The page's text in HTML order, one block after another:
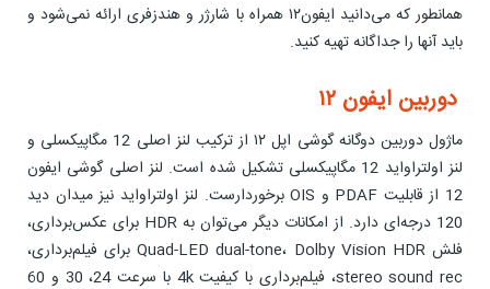
همانطور که می‌دانید ایفون‌۱۲ همراه با شارژر و هندزفری ارائه نمی‌شود و
باید آنها را جداگانه تهیه کنید.
دوربین ایفون ۱۲
ماژول دوربین دوگانه گوشی اپل ۱۲ از ترکیب لنز اصلی 12 مگاپیکسلی و
لنز اولتراواید 12 مگاپیکسلی تشکیل شده است. لنز اصلی گوشی ایفون
12 از قابلیت PDAF و OIS برخوردارست. لنز اولتراواید نیز میدان دید
120 درجه‌ای دارد. از امکانات دیگر می‌توان به HDR برای عکس‌برداری،
فلش Quad-LED dual-tone، Dolby Vision HDR برای فیلم‌برداری،
stereo sound rec، فیلم‌برداری با کیفیت 4k با سرعت 24، 30 و 60